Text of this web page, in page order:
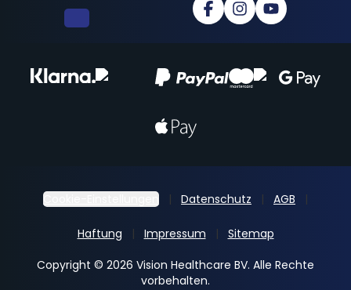
Cookie-Einstellungen Datenschutz AGB
Haftung Impressum
Sitemap
Copyright © 2026 Vision Healthcare BV. Alle Rechte
vorbehalten.